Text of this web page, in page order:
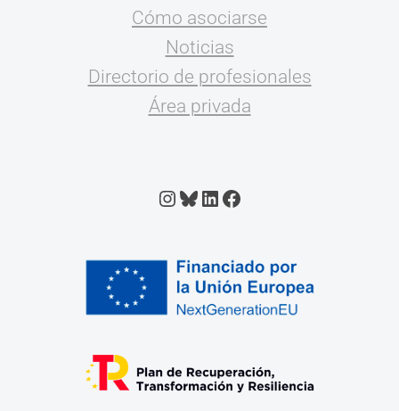
Cómo asociarse
Noticias
Directorio de profesionales
Área privada
Instagram
Bluesky
LinkedIn
Facebook